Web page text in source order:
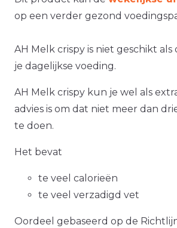
op een verder gezond
AH Melk crispy is niet geschikt
je dagelijkse voeding.
AH Melk crispy kun je wel als
advies is om dat niet meer dan
te doen.
Het bevat
te veel calorieën
te veel verzadigd vet
Oordeel gebaseerd op de